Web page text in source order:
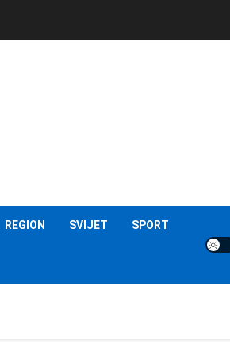
REGION SVIJET SPORT